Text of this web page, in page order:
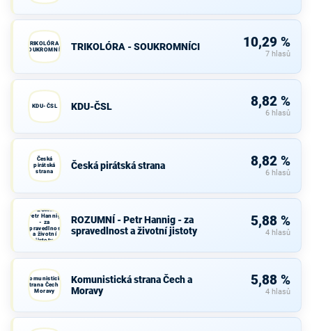
TRIKOLÓRA -
SOUKROMNÍCI
TRIKOLÓRA - SOUKROMNÍCI 10,29 %
7 hlasů
KDU-ČSL KDU-ČSL 8,82 %
6 hlasů
Česká
pirátská
strana
Česká pirátská strana 8,82 %
6 hlasů
ROZUMNÍ -
Petr Hannig
- za
spravedlnost
a životní
jistoty
ROZUMNÍ - Petr Hannig - za
spravedlnost a životní jistoty
5,88 %
4 hlasů
Komunistická
strana Čech a
Moravy
Komunistická strana Čech a
Moravy
5,88 %
4 hlasů